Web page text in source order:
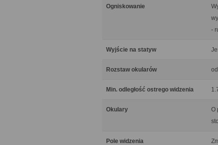
Ogniskowanie
-
Wyjście na statyw
Rozstaw okularów
Min. odległość ostrego widzenia
Okulary
O
Pole widzenia